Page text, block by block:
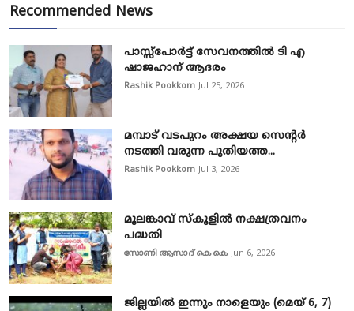
Recommended News
പാസ്സ്‌പോർട്ട് സേവനത്തിൽ ടി എ
ഷാജഹാന് ആദരം
Rashik Pookkom Jul 25, 2026
മമ്പാട് വടപുറം അക്ഷയ സെന്റർ
നടത്തി വരുന്ന പുതിയത്ത...
Rashik Pookkom Jul 3, 2026
മൂലങ്കാവ് സ്കൂളിൽ നക്ഷത്രവനം
പദ്ധതി
സോണി ആസാദ് കെ കെ Jun 6, 2026
ജില്ലയിൽ ഇന്നും നാളെയും (മെയ് 6, 7)